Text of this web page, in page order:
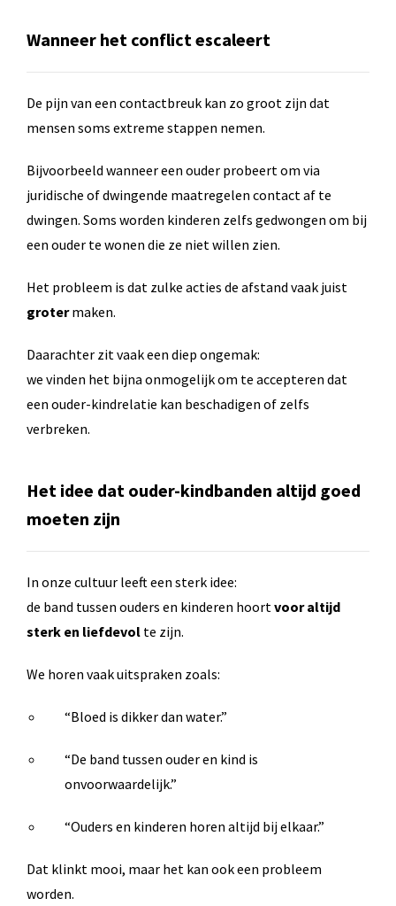
Wanneer het conflict escaleert
De pijn van een contactbreuk kan zo groot zijn dat
mensen soms extreme stappen nemen.
Bijvoorbeeld wanneer een ouder probeert om via
juridische of dwingende maatregelen contact af te
dwingen. Soms worden kinderen zelfs gedwongen om bij
een ouder te wonen die ze niet willen zien.
Het probleem is dat zulke acties de afstand vaak juist
grotermaken.
Daarachter zit vaak een diep ongemak:
we vinden het bijna onmogelijk om te accepteren dat
een ouder-kindrelatie kan beschadigen of zelfs
verbreken.
Het idee dat ouder-kindbanden altijd goed
moeten zijn
In onze cultuur leeft een sterk idee:
de band tussen ouders en kinderen hoortvoor altijd
sterk en liefdevol te zijn.
We horen vaak uitspraken zoals:
“Bloed is dikker dan water.”
“De band tussen ouder en kind is
onvoorwaardelijk.”
“Ouders en kinderen horen altijd bij elkaar.”
Dat klinkt mooi, maar het kan ook een probleem
worden.